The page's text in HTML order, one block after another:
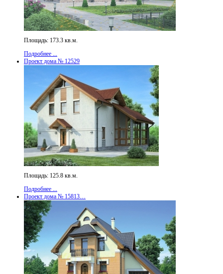
Площадь: 173.3 кв.м.
Подробнее ...
Проект дома № 12529
Площадь: 125.8 кв.м.
Подробнее ...
Проект дома № 15813…